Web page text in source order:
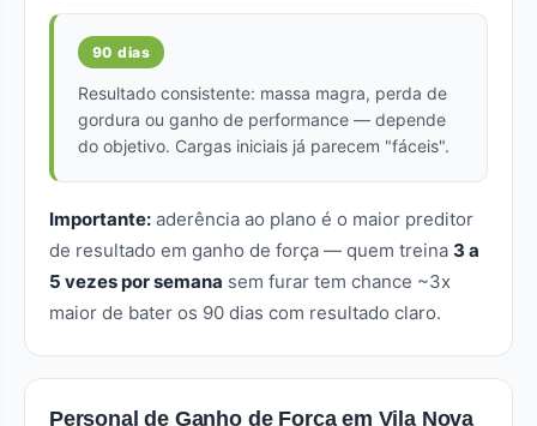
90 dias
Resultado consistente: massa magra, perda de
gordura ou ganho de performance — depende
do objetivo. Cargas iniciais já parecem "fáceis".
Importante: aderência ao plano é o maior preditor
de resultado em ganho de força — quem treina 3 a
5 vezes por semana sem furar tem chance ~3x
maior de bater os 90 dias com resultado claro.
Personal de Ganho de Força em Vila Nova